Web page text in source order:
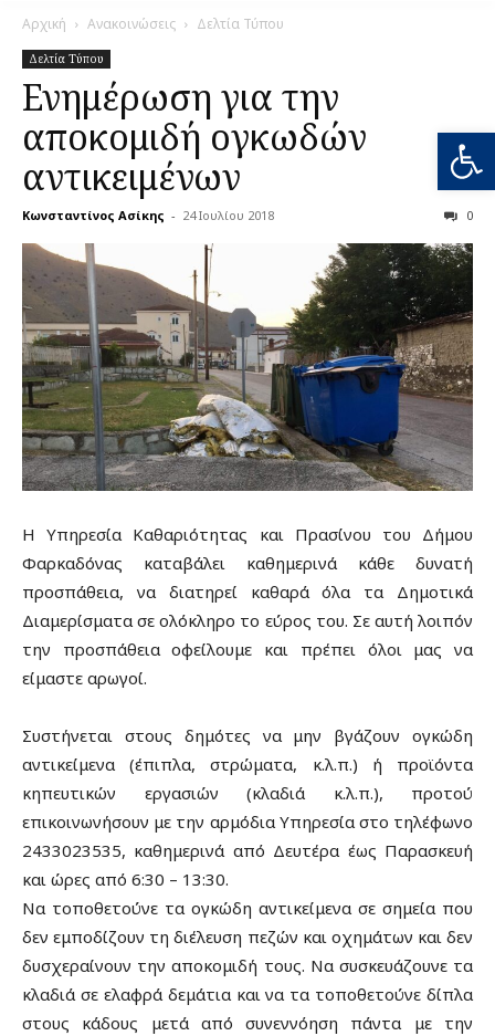
Αρχική Ανακοινώσεις Δελτία Τύπου
Δελτία Τύπου
Ενημέρωση για την
αποκομιδή ογκωδών
αντικειμένων
Κωνσταντίνος Ασίκης - 24 Ιουλίου 2018 0
Η Υπηρεσία Καθαριότητας και Πρασίνου του Δήμου
Φαρκαδόνας καταβάλει καθημερινά κάθε δυνατή
προσπάθεια, να διατηρεί καθαρά όλα τα Δημοτικά
Διαμερίσματα σε ολόκληρο το εύρος του. Σε αυτή λοιπόν
την προσπάθεια οφείλουμε και πρέπει όλοι μας να
είμαστε αρωγοί.
Συστήνεται στους δημότες να μην βγάζουν ογκώδη
αντικείμενα (έπιπλα, στρώματα, κ.λ.π.) ή προϊόντα
κηπευτικών εργασιών (κλαδιά κ.λ.π.), προτού
επικοινωνήσουν με την αρμόδια Υπηρεσία στο τηλέφωνο
2433023535, καθημερινά από Δευτέρα έως Παρασκευή
και ώρες από 6:30 – 13:30.
Να τοποθετούνε τα ογκώδη αντικείμενα σε σημεία που
δεν εμποδίζουν τη διέλευση πεζών και οχημάτων και δεν
δυσχεραίνουν την αποκομιδή τους. Να συσκευάζουνε τα
κλαδιά σε ελαφρά δεμάτια και να τα τοποθετούνε δίπλα
στους κάδους μετά από συνεννόηση πάντα με την